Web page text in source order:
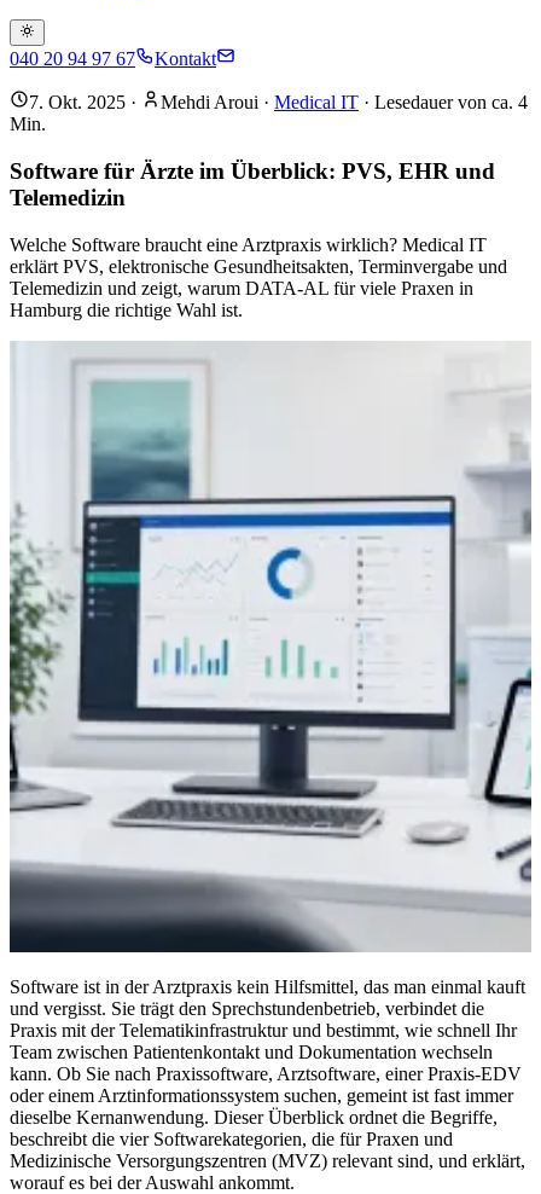
040 20 94 97 67 Kontakt
7. Okt. 2025 · Mehdi Aroui · Medical IT · Lesedauer von ca. 4
Min.
Software für Ärzte im Überblick: PVS, EHR und
Telemedizin
Welche Software braucht eine Arztpraxis wirklich? Medical IT
erklärt PVS, elektronische Gesundheitsakten, Terminvergabe und
Telemedizin und zeigt, warum DATA-AL für viele Praxen in
Hamburg die richtige Wahl ist.
Software ist in der Arztpraxis kein Hilfsmittel, das man einmal kauft
und vergisst. Sie trägt den Sprechstundenbetrieb, verbindet die
Praxis mit der Telematikinfrastruktur und bestimmt, wie schnell Ihr
Team zwischen Patientenkontakt und Dokumentation wechseln
kann. Ob Sie nach Praxissoftware, Arztsoftware, einer Praxis-EDV
oder einem Arztinformationssystem suchen, gemeint ist fast immer
dieselbe Kernanwendung. Dieser Überblick ordnet die Begriffe,
beschreibt die vier Softwarekategorien, die für Praxen und
Medizinische Versorgungszentren (MVZ) relevant sind, und erklärt,
worauf es bei der Auswahl ankommt.